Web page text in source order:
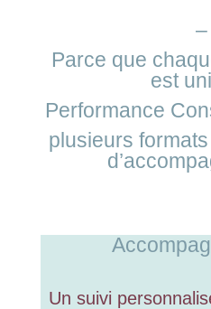
–
Parce que
est
Performance
plusieurs
Un suivi